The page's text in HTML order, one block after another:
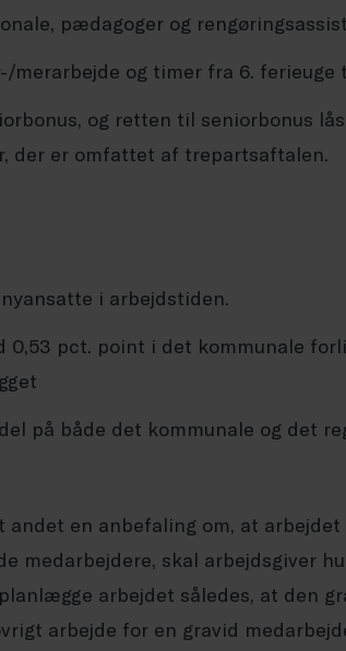
pædagoger og
og timer fra 6. ferieuge
og retten til seniorbonus
der er omfattet af trepartsaftalen.
i arbejdstiden.
0,53 pct. point i det kommunale
på både det kommunale og det
en anbefaling om, at
skal arbejdsgiver
arbejdet således, at den
arbejde for en gravid